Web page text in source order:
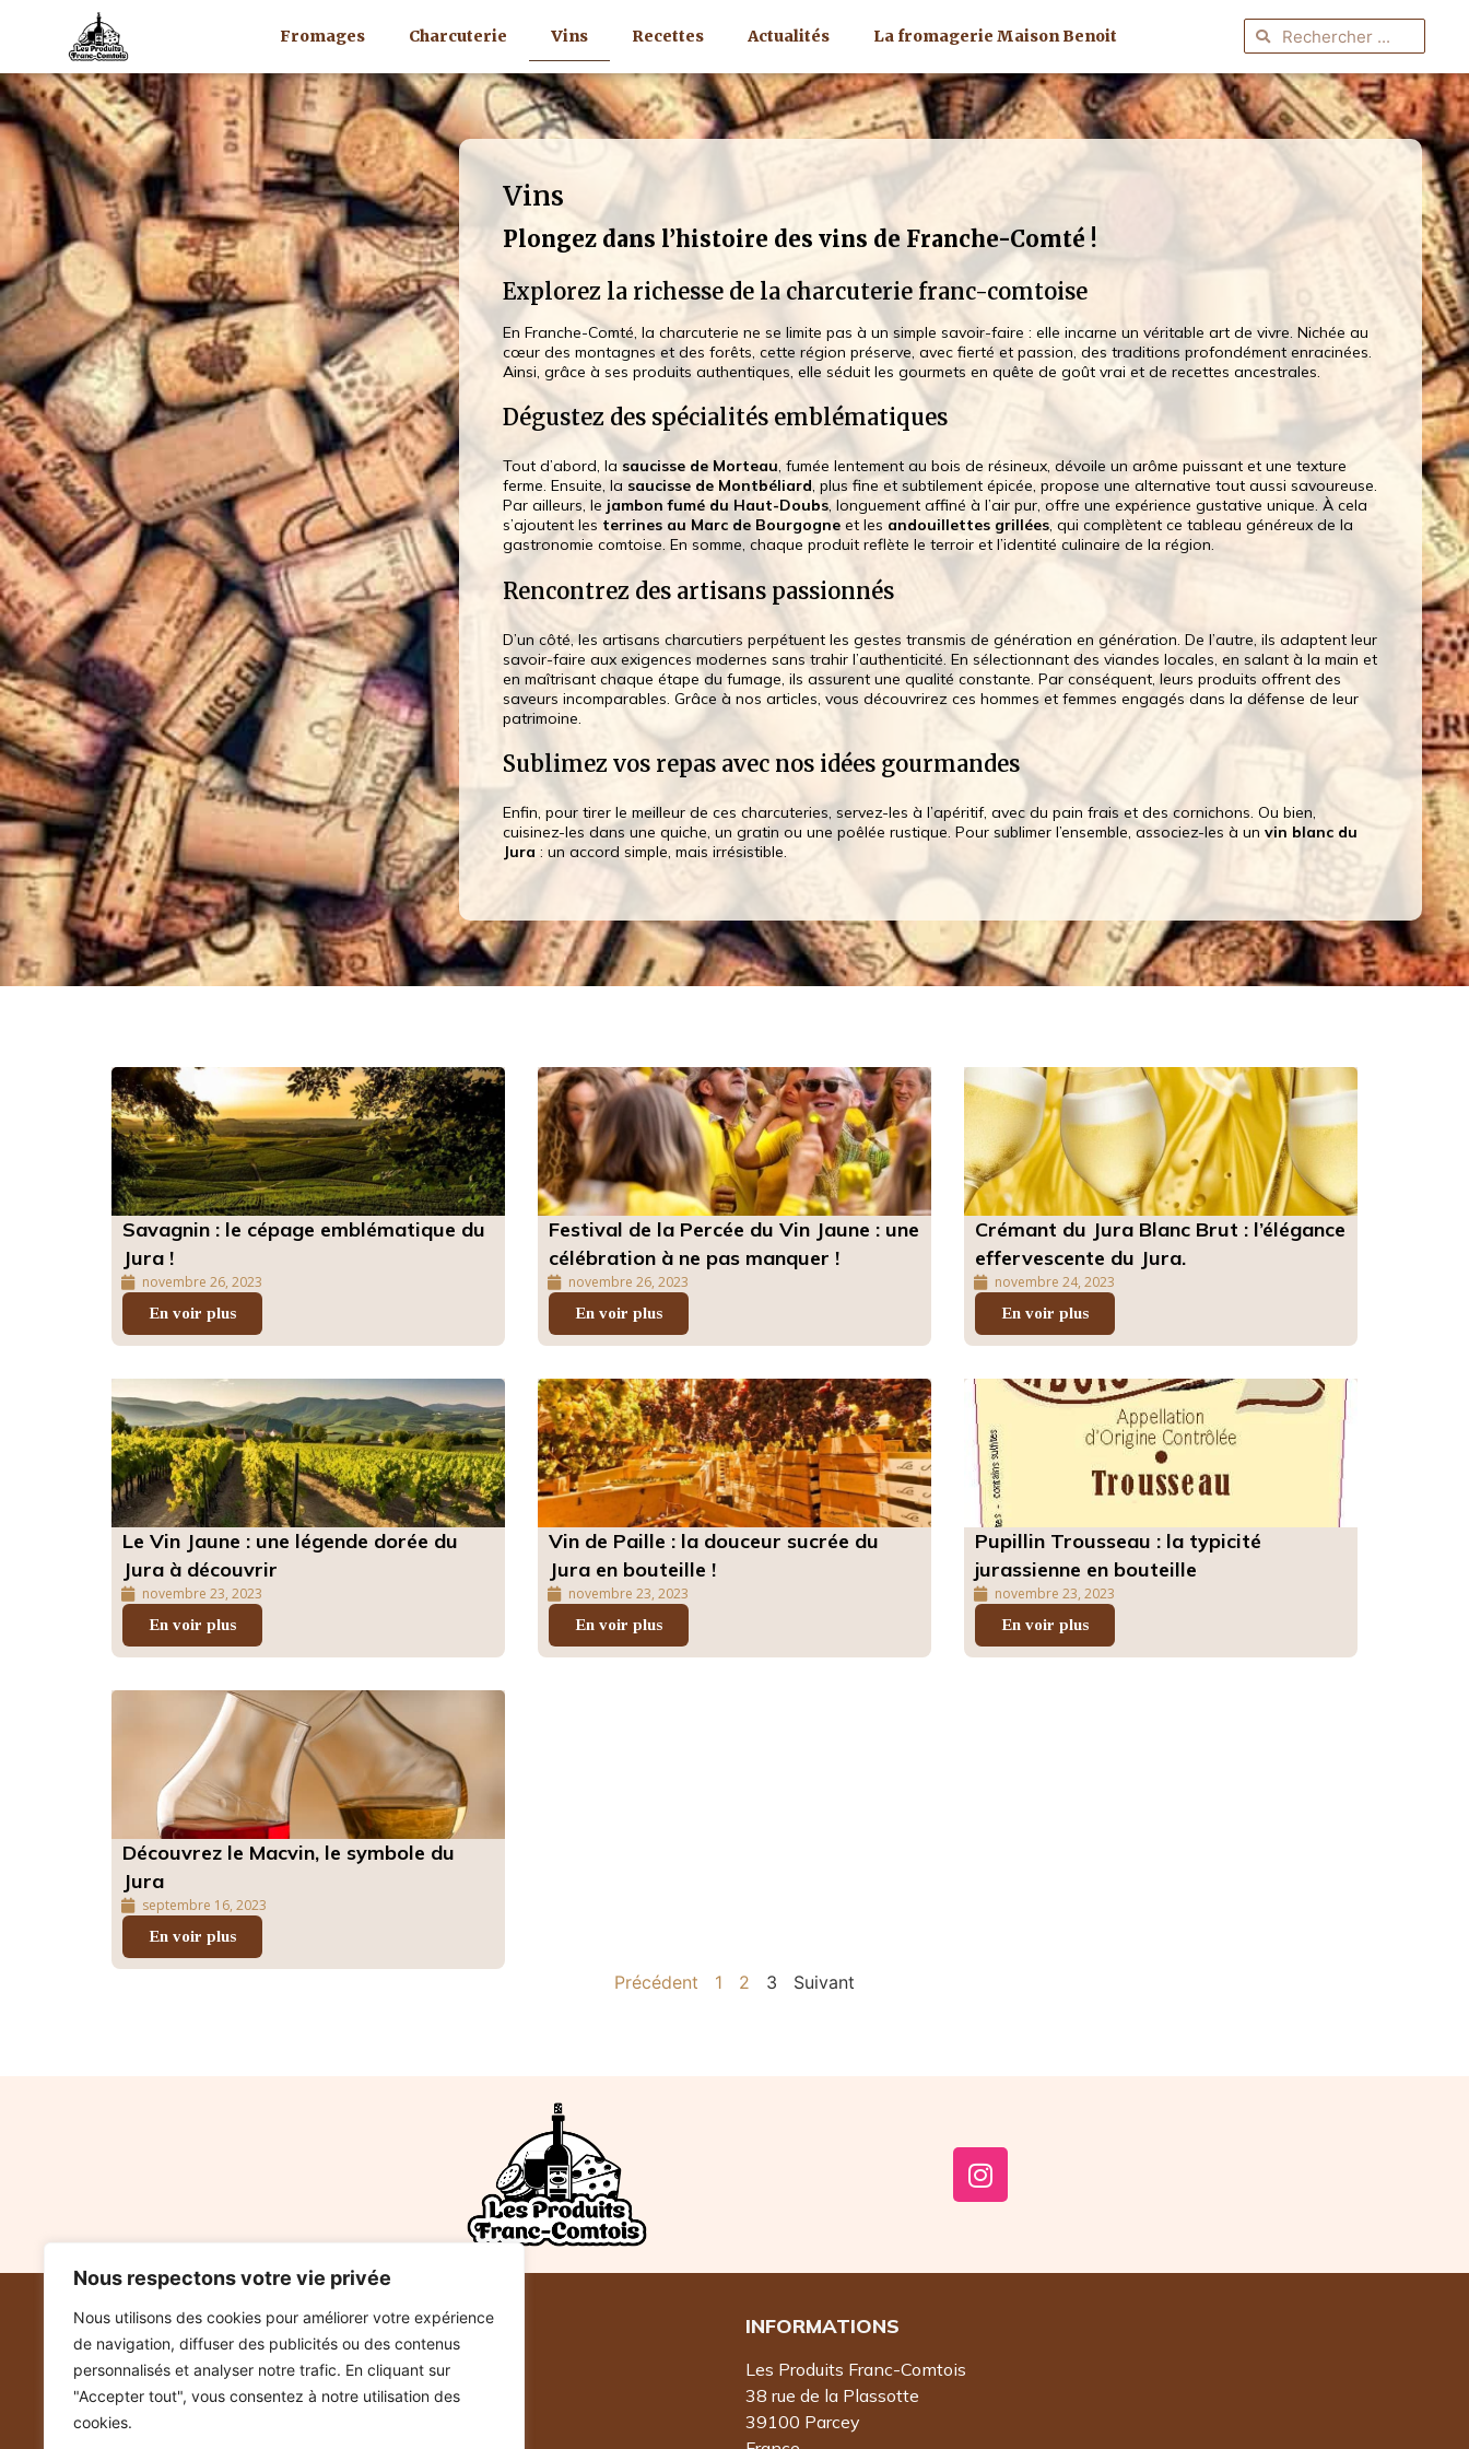
Nous respectons votre vie privée
Nous utilisons des cookies pour améliorer votre expérience
de navigation, diffuser des publicités ou des contenus
personnalisés et analyser notre trafic. En cliquant sur
"Accepter tout", vous consentez à notre utilisation des
cookies.
Fromages Charcuterie Vins Recettes Actualités La fromagerie Maison Benoit
Vins
Plongez dans l’histoire des vins de Franche-Comté !
Explorez la richesse de la charcuterie franc-comtoise
En Franche-Comté, la charcuterie ne se limite pas à un simple savoir-faire : elle incarne un véritable art de vivre. Nichée au
cœur des montagnes et des forêts, cette région préserve, avec fierté et passion, des traditions profondément enracinées.
Ainsi, grâce à ses produits authentiques, elle séduit les gourmets en quête de goût vrai et de recettes ancestrales.
Dégustez des spécialités emblématiques
Tout d’abord, lasaucisse de Morteau, fumée lentement au bois de résineux, dévoile un arôme puissant et une texture
ferme. Ensuite, la saucisse de Montbéliard, plus fine et subtilement épicée, propose une alternative tout aussi savoureuse.
Par ailleurs, le jambon fumé du Haut-Doubs, longuement affiné à l’air pur, offre une expérience gustative unique. À cela
s’ajoutent les terrines au Marc de Bourgogne et les andouillettes grillées, qui complètent ce tableau généreux de la
gastronomie comtoise. En somme, chaque produit reflète le terroir et l’identité culinaire de la région.
Rencontrez des artisans passionnés
D’un côté, les artisans charcutiers perpétuent les gestes transmis de génération en génération. De l’autre, ils adaptent leur
savoir-faire aux exigences modernes sans trahir l’authenticité. En sélectionnant des viandes locales, en salant à la main et
en maîtrisant chaque étape du fumage, ils assurent une qualité constante. Par conséquent, leurs produits offrent des
saveurs incomparables. Grâce à nos articles, vous découvrirez ces hommes et femmes engagés dans la défense de leur
patrimoine.
Sublimez vos repas avec nos idées gourmandes
Enfin, pour tirer le meilleur de ces charcuteries, servez-les à l’apéritif, avec du pain frais et des cornichons. Ou bien,
cuisinez-les dans une quiche, un gratin ou une poêlée rustique. Pour sublimer l’ensemble, associez-les à unvin blanc du
Jura : un accord simple, mais irrésistible.
Savagnin : le cépage emblématique du
Jura !
novembre 26, 2023
En voir plus
Festival de la Percée du Vin Jaune : une
célébration à ne pas manquer !
novembre 26, 2023
En voir plus
Crémant du Jura Blanc Brut : l’élégance
effervescente du Jura.
novembre 24, 2023
En voir plus
Le Vin Jaune : une légende dorée du
Jura à découvrir
novembre 23, 2023
En voir plus
Vin de Paille : la douceur sucrée du
Jura en bouteille !
novembre 23, 2023
En voir plus
Pupillin Trousseau : la typicité
jurassienne en bouteille
novembre 23, 2023
En voir plus
Découvrez le Macvin, le symbole du
Jura
septembre 16, 2023
En voir plus
Précédent 1 2 3 Suivant
NOTRE SOCIÉTÉ
Mentions légales
INFORMATIONS
Les Produits Franc-Comtois
38 rue de la Plassotte
39100 Parcey